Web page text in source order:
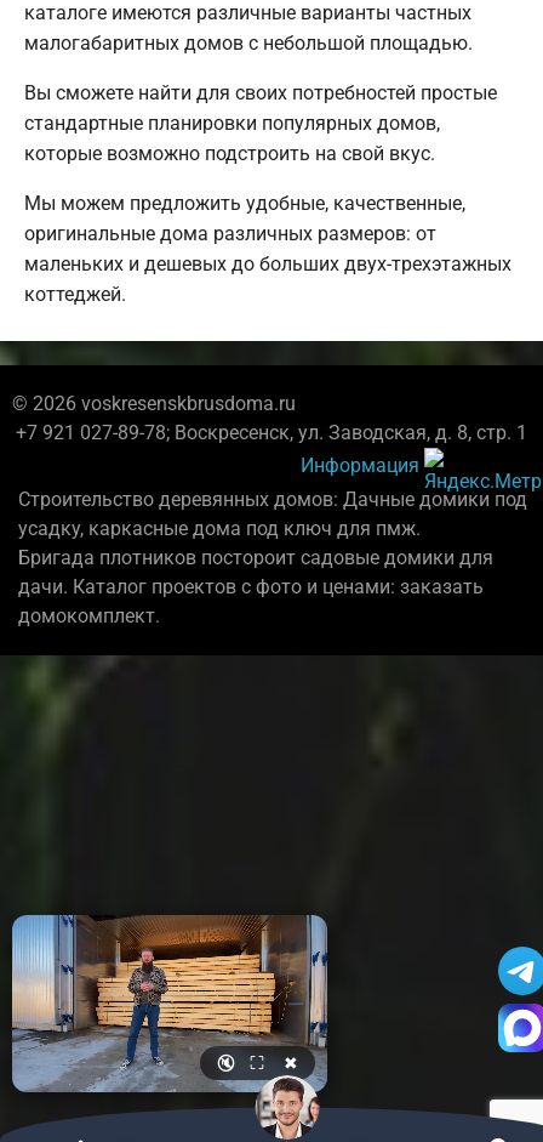
каталоге имеются различные варианты частных
малогабаритных домов с небольшой площадью.
Вы сможете найти для своих потребностей простые
стандартные планировки популярных домов,
которые возможно подстроить на свой вкус.
Мы можем предложить удобные, качественные,
оригинальные дома различных размеров: от
маленьких и дешевых до больших двух-трехэтажных
коттеджей.
© 2026 voskresenskbrusdoma.ru
+7 921 027-89-78; Воскресенск, ул. Заводская, д. 8, стр. 1
Информация
Строительство деревянных домов: Дачные домики под
усадку, каркасные дома под ключ для пмж.
Бригада плотников постороит садовые домики для
дачи. Каталог проектов с фото и ценами: заказать
домокомплект.
🔇 ⛶ ✖